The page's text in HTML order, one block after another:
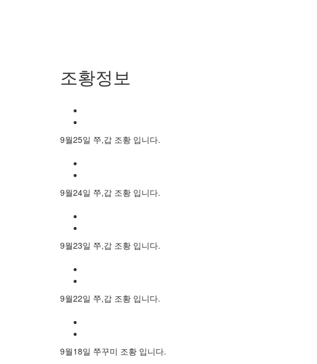
조황정보
9월25일 쭈,갑 조황 입니다.
9월24일 쭈,갑 조황 입니다.
9월23일 쭈,갑 조황 입니다.
9월22일 쭈,갑 조황 입니다.
9월18일 쭈꾸미 조황 입니다.